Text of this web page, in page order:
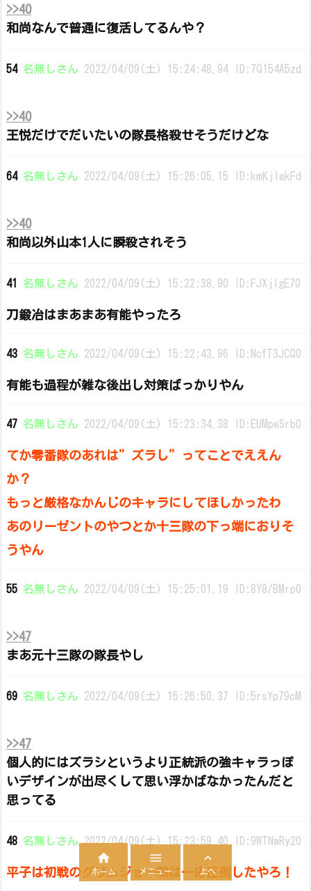
>>40
和尚なんで普通に復活してるんや？
54 名無しさん 2022/04/09(土) 15:24:48.94 ID:7Q154A5zd
>>40
王悦だけでだいたいの隊長格殺せそうだけどな
64 名無しさん 2022/04/09(土) 15:26:05.15 ID:kmKjlekFd
>>40
和尚以外山本1人に瞬殺されそう
41 名無しさん 2022/04/09(土) 15:22:38.90 ID:FJXjIgE70
刀鍛冶はまあまあ有能やったろ
43 名無しさん 2022/04/09(土) 15:22:43.96 ID:NcfT3JCQ0
有能も過程が雑な後出し対策ばっかりやん
47 名無しさん 2022/04/09(土) 15:23:34.38 ID:EUMpeSrb0
てか零番隊のあれは”ズラし”ってことでええん
か？
もっと厳格なかんじのキャラにしてほしかったわ
あのリーゼントのやつとか十三隊の下っ端におりそ
うやん
55 名無しさん 2022/04/09(土) 15:25:01.19 ID:8Y8/BMrp0
>>47
まあ元十三隊の隊長やし
69 名無しさん 2022/04/09(土) 15:26:50.37 ID:5rsYp79cM
>>47
個人的にはズラシというより正統派の強キャラっぽ
いデザインが出尽くして思い浮かばなかったんだと
思ってる
48 名無しさん2022/04/09(土) 15:23:59.40 ID:9WTNwRy20
平子は初戦のグリムジョー戦は一応圧倒したやろ！

ホーム

メニュー

上へ